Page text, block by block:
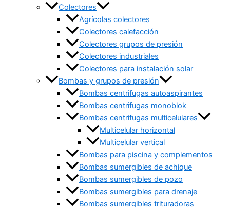
Colectores
Agrícolas colectores
Colectores calefacción
Colectores grupos de presión
Colectores industriales
Colectores para instalación solar
Bombas y grupos de presión
Bombas centrifugas autoaspirantes
Bombas centrifugas monoblok
Bombas centrifugas multicelulares
Multicelular horizontal
Multicelular vertical
Bombas para piscina y complementos
Bombas sumergibles de achique
Bombas sumergibles de pozo
Bombas sumergibles para drenaje
Bombas sumergibles trituradoras